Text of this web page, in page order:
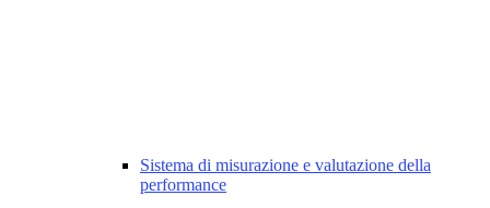
Sistema di misurazione e valutazione della
performance